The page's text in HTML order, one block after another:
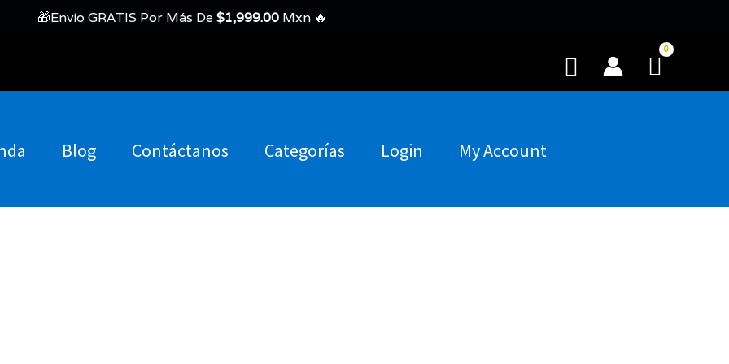
Buscar
Blog Contáctanos Categorías Login
My Account
🎁Envío GRATIS Por Más De $1,999.00 Mxn 🔥